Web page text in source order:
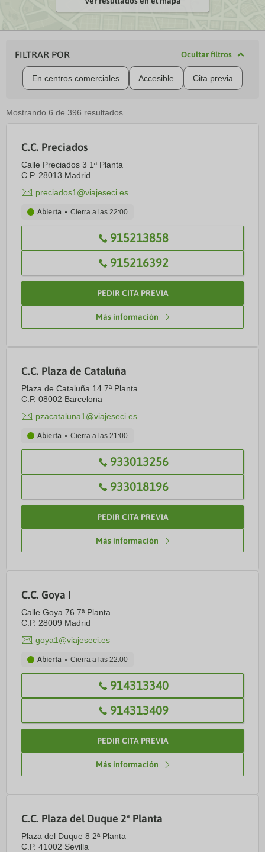
FILTRAR POR Ocultar filtros
En centros comerciales Accesible Cita previa
Mostrando 6 de 396 resultados
C.C. Preciados
Calle Preciados 3 1ª Planta
C.P. 28013 Madrid
preciados1@viajeseci.es
915213858
915216392
Abierta Cierra a las 22:00
PEDIR CITA PREVIA
Más información
C.C. Plaza de Cataluña
Plaza de Cataluña 14 7ª Planta
C.P. 08002 Barcelona
pzacataluna1@viajeseci.es
933013256
933018196
Abierta Cierra a las 21:00
PEDIR CITA PREVIA
Más información
C.C. Goya I
Calle Goya 76 7ª Planta
C.P. 28009 Madrid
goya1@viajeseci.es
914313340
914313409
Abierta Cierra a las 22:00
PEDIR CITA PREVIA
Más información
C.C. Plaza del Duque 2ª Planta
Plaza del Duque 8 2ª Planta
C.P. 41002 Sevilla